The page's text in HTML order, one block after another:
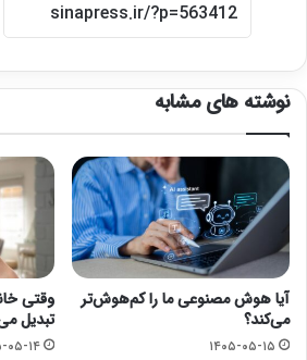
نوشته های مشابه
آیا هوش مصنوعی ما را کم‌هوش‌تر
می‌کند؟
۱۴۰۵-۰۵-۱۵
وقتی
تبدیل
۱۴۰۵-